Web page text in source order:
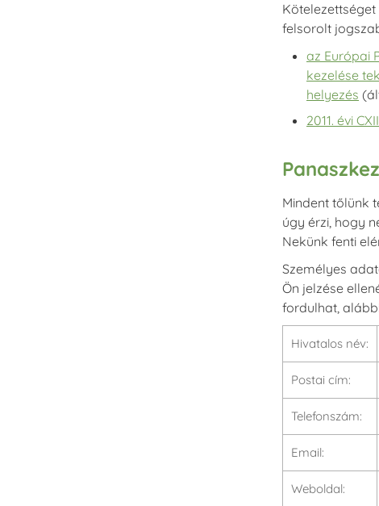
felsorolt
az Európai
kezelése
helyezés
2011. évi
Mindent tőlünk
úgy érzi, hogy
Nekünk fenti
Személyes
Ön jelzése
fordulhat,
Hivatalos név:
Postai cím:
Telefonszám:
Email:
Weboldal: